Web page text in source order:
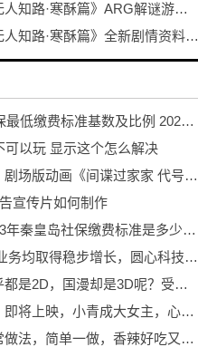
探秘冰城！《无人知路·寒酥篇》ARG解谜游戏！打破次元的更多可能！
冰雪盛会！《无人知路·寒酥篇》全新剧情资料片发布！ARG解谜游戏
2023年上海社保最低缴费标准基数及比例 2023个人社保缴费标准表
可以玩 显示这个怎么解决
《间谍过家家》剧场版动画《间谍过家家 代号：白》公开先导视觉图，12月22日上映
宣传片如何制作
焦点快看：2023年秦皇岛社保缴费标准是多少钱一个月
世界简讯:三大业务均取得稳步增长，圆心科技上市指日可待
为什么日漫几乎都是2D，国漫却是3D呢？受众和从业者太过依赖了|实时焦点
《白蛇：劫起》即将上映，小青成大女主，心怀执念勇闯修罗城_全球观点
辣椒炒肉的家常做法，简单一做，香辣好吃又过瘾，开胃又下饭，香